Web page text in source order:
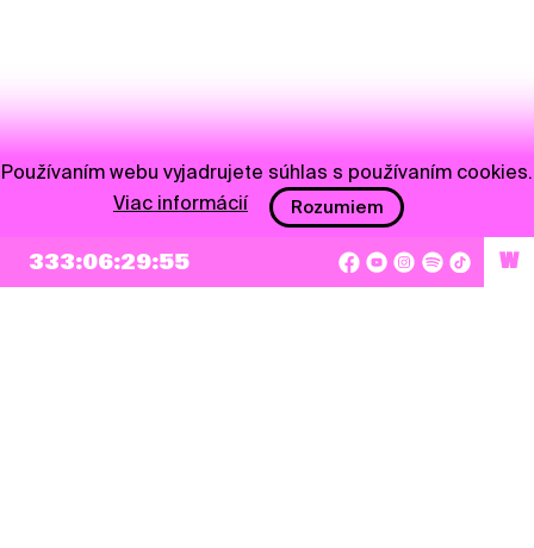
333:06:29:55 W
Používaním webu vyjadrujete súhlas s používaním cookies.
Viac informácií
Rozumiem